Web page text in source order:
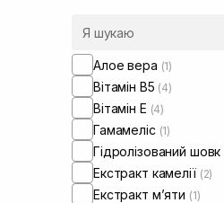
Алое вера (1)
Вітамін B5 (4)
Вітамін Е (4)
Гамамеліс (1)
Гідролізований шовк
Екстракт камелії (2)
Екстракт м’яти (1)